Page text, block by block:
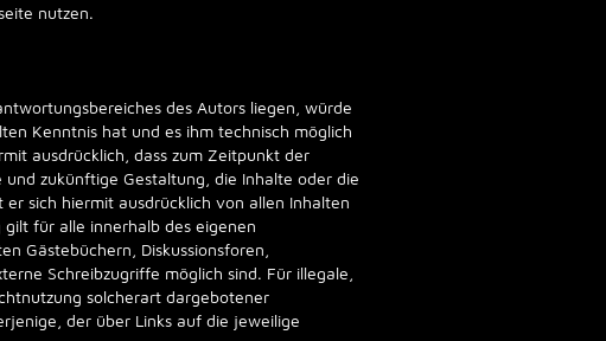
nutzen.
des Autors liegen, würde
Kenntnis hat und es ihm technisch möglich
ausdrücklich, dass zum Zeitpunkt der
zukünftige Gestaltung, die Inhalte oder die
sich hiermit ausdrücklich von allen Inhalten
für alle innerhalb des eigenen
Gästebüchern, Diskussionsforen,
Schreibzugriffe möglich sind. Für illegale,
solcherart dargebotener
der über Links auf die jeweilige